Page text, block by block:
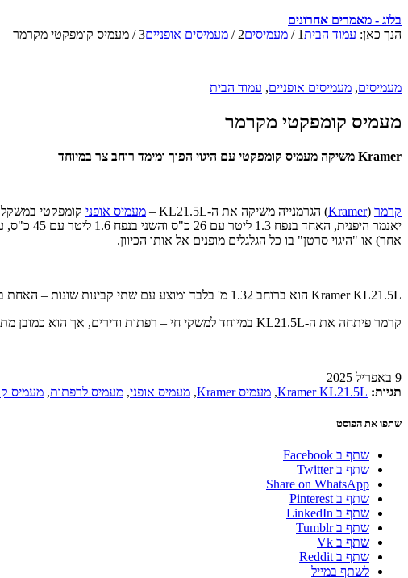
בלוג - מאמרים אחרונים
הנך כאן: עמוד הבית1
/ מעמיסים2
/ מעמיסים אופניים3
/ מעמיס קומפקטי מקרמר
מעמיסים, מעמיסים אופניים, עמוד הבית
מעמיס קומפקטי מקרמר
Kramer משיקה מעמיס קומפקטי עם היגוי הפוך ומימד רוחב צר במיוחד
קרמר (
Kramer) הגרמנייה משיקה את ה-KL21.5L – מעמיס אופני
יאנמר
אחר) או "היגוי סרטן" בו כל הגלגלים מופנים אל אותו הכיוון.
Kramer KL21.5L הוא ברוחב 1.32 מ' בלבד ומוצע עם שתי קבינות שונות – האחת בגובה של 2.11 מ' והשנייה בגובה 2.26 ס"מ. כושר ההרמה המרבי בכף עומד על כ-2.1 טון וגובה ההרמה המרבי הוא כ-2.6 מ' (ציר הכף).
קרמר פיתחה את ה-KL21.5L במיוחד למשקי חי – רפתות ודירים, אך הוא כמובן מתאים גם לכל עבודת מעמיס קומפקטי אחרת, בפרט כאשר הדרישות הן לכלי צר במיוחד.
9 באפריל 2025
תגיות: Kramer KL21.5L
, מעמיס Kramer , מעמיס אופני, מעמיס לרפתות, מעמיס
שתפו את הפוסט
שתף ב Facebook
שתף ב Twitter
Share on WhatsApp
שתף ב Pinterest
שתף ב LinkedIn
שתף ב Tumblr
שתף ב Vk
שתף ב Reddit
לשתף במייל